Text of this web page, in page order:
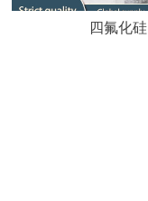
四氟化硅